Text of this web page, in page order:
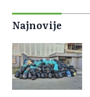
Najnovije